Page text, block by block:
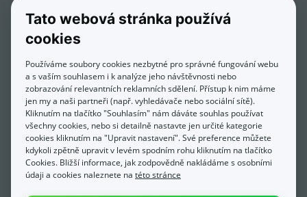
Zásilky-rychle
#
Zásilky-rychle se místo výsledků zobrazila
prázdná bílá stránka. Teď export proběhne
správně i při větším počtu objednávek a seznam
se zobrazí celý.
Oprava
Tato webová stránka používá
cookies
Používáme soubory cookies nezbytné pro správné fungování webu
a s vaším souhlasem i k analýze jeho návštěvnosti nebo
zobrazování relevantních reklamních sdělení. Přístup k nim máme
jen my a naši partneři (např. vyhledávače nebo sociální sítě).
Kliknutím na tlačítko "Souhlasím" nám dáváte souhlas používat
všechny cookies, nebo si detailně nastavte jen určité kategorie
cookies kliknutím na "Upravit nastavení". Své preference můžete
kdykoli zpětně upravit v levém spodním rohu kliknutím na tlačítko
Cookies. Bližší informace, jak zodpovědně nakládáme s osobními
údaji a cookies naleznete na této stránce